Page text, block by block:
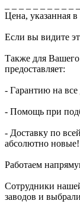
Цена, указанная
Если вы видите
Также для
предоставляет:
- Гарантию на все
- Помощь при
- Доставку по
абсолютно новые!
Работаем
Сотрудники
заводов и